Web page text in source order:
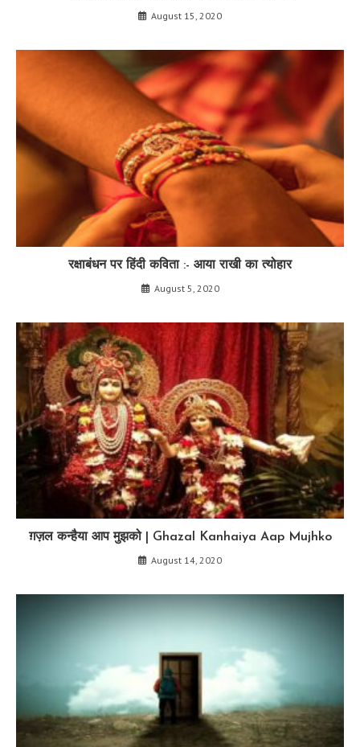
August 15, 2020
रक्षाबंधन पर हिंदी कविता :- आया राखी का त्योहार
August 5, 2020
ग़ज़ल कन्हैया आप मुझको | Ghazal Kanhaiya Aap Mujhko
August 14, 2020